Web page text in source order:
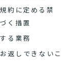
約に定める禁
く措置
る業務
返しできないこ